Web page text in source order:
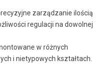
zarządzanie ilością
regulacji na dowolnej
w różnych
i nietypowych kształtach.